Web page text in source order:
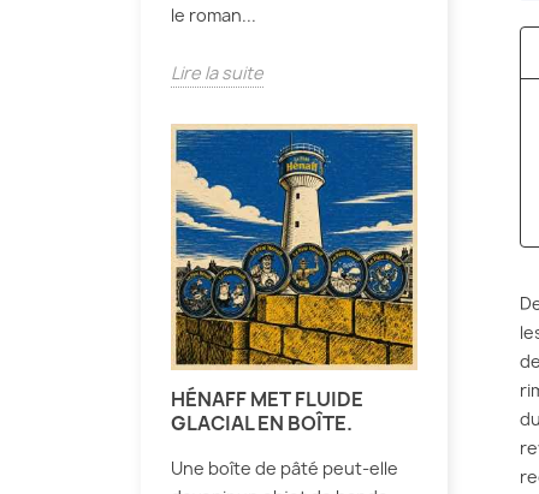
le roman...
Lire la suite
HÉNAFF MET FLUIDE
GLACIAL EN BOÎTE.
Une boîte de pâté peut-elle